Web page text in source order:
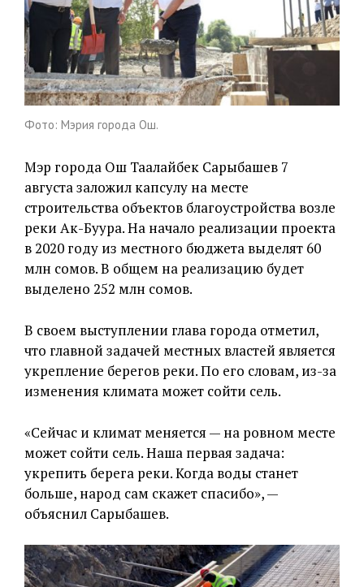
Фото: Мэрия города Ош.
Мэр города Ош Таалайбек Сарыбашев 7
августа заложил капсулу на месте
строительства объектов благоустройства возле
реки Ак-Буура. На начало реализации проекта
в 2020 году из местного бюджета выделят 60
млн сомов. В общем на реализацию будет
выделено 252 млн сомов.
В своем выступлении глава города отметил,
что главной задачей местных властей является
укрепление берегов реки. По его словам, из-за
изменения климата может сойти сель.
«Сейчас и климат меняется — на ровном месте
может сойти сель. Наша первая задача:
укрепить берега реки. Когда воды станет
больше, народ сам скажет спасибо», —
объяснил Сарыбашев.